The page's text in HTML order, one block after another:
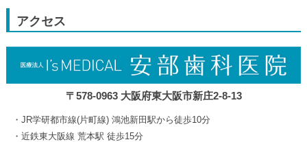
アクセス
〒578-0963 大阪府東大阪市新庄2-8-13
JR学研都市線(片町線) 鴻池新田駅から徒歩10分
近鉄東大阪線 荒本駅 徒歩15分